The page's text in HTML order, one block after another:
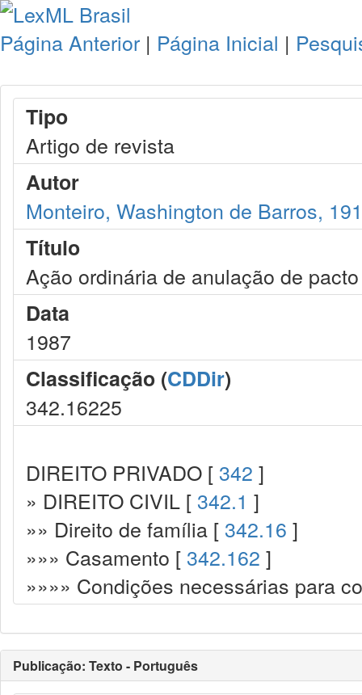
Página Anterior | Página Inicial |
Tipo
Artigo de revista
Autor
Monteiro, Washington de Barros,
Título
Ação ordinária de anulação de
Data
1987
Classificação (CDDir)
342.16225
DIREITO PRIVADO [ 342 ]
» DIREITO CIVIL [ 342.1 ]
»» Direito de família [ 342.16 ]
»»» Casamento [ 342.162 ]
»»»» Condições necessárias para
Publicação: Texto - Português